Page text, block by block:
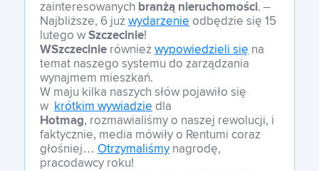
zainteresowanych branżą nieruchomości. –
Najbliższe, 6 już wydarzenie odbędzie się 15
lutego w Szczecinie!
WSzczecinie również wypowiedzieli się na
temat naszego systemu do zarządzania
wynajmem mieszkań.
W maju kilka naszych słów pojawiło się
w krótkim wywiadzie dla
Hotmag, rozmawialiśmy o naszej rewolucji, i
faktycznie, media mówiły o Rentumi coraz
głośniej… Otrzymaliśmynagrodę,
pracodawcy roku!